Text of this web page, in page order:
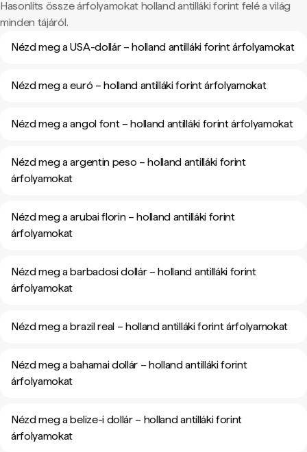
Hasonlíts össze árfolyamokat holland antilláki forint felé a világ
minden tájáról.
Nézd meg a USA-dollár – holland antilláki forint árfolyamokat
Nézd meg a euró – holland antilláki forint árfolyamokat
Nézd meg a angol font – holland antilláki forint árfolyamokat
Nézd meg a argentin peso – holland antilláki forint
árfolyamokat
Nézd meg a arubai florin – holland antilláki forint
árfolyamokat
Nézd meg a barbadosi dollár – holland antilláki forint
árfolyamokat
Nézd meg a brazil real – holland antilláki forint árfolyamokat
Nézd meg a bahamai dollár – holland antilláki forint
árfolyamokat
Nézd meg a belize-i dollár – holland antilláki forint
árfolyamokat